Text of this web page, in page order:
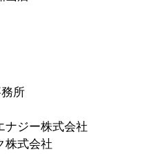
所
ナジー株式会社
株式会社